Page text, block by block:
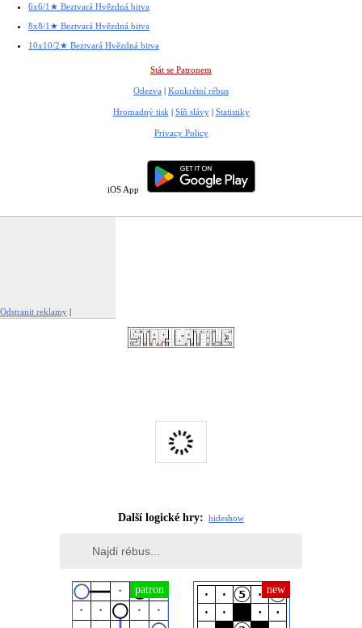
6x6/1★ Beztvará Hvězdná bitva
8x8/1★ Beztvará Hvězdná bitva
10x10/2★ Beztvará Hvězdná bitva
Stát se Patronem
Odezva | Konkrétní rébus
Hromadný tisk | Síň slávy| Statistiky
Privacy Policy
iOS App
Odstranit reklamy |
Další logické hry: hideshow